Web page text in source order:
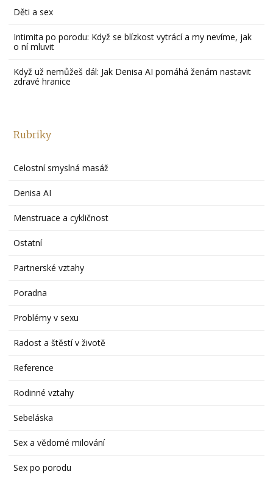
Děti a sex
Intimita po porodu: Když se blízkost vytrácí a my nevíme, jak
o ní mluvit
Když už nemůžeš dál: Jak Denisa AI pomáhá ženám nastavit
zdravé hranice
Rubriky
Celostní smyslná masáž
Denisa AI
Menstruace a cykličnost
Ostatní
Partnerské vztahy
Poradna
Problémy v sexu
Radost a štěstí v životě
Reference
Rodinné vztahy
Sebeláska
Sex a vědomé milování
Sex po porodu